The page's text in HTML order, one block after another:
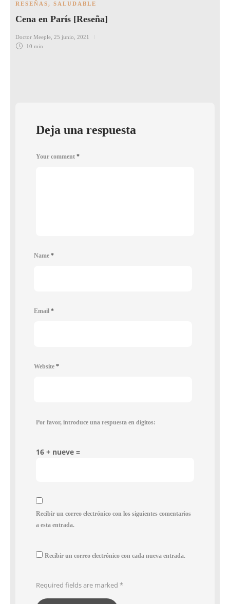
RESEÑAS, SALUDABLE
Cena en París [Reseña]
Doctor Meeple, 25 junio, 2021
10 min
Deja una respuesta
Your comment *
Name *
Email *
Website *
Por favor, introduce una respuesta en dígitos:
16 + nueve =
Recibir un correo electrónico con los siguientes comentarios
a esta entrada.
Recibir un correo electrónico con cada nueva entrada.
Required fields are marked *